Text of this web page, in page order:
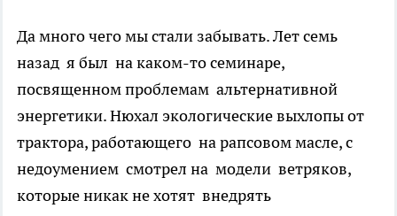
Да много чего мы стали забывать. Лет семь
назад я был на каком-то семинаре,
посвященном проблемам альтернативной
энергетики. Нюхал экологические выхлопы от
трактора, работающего на рапсовом масле, с
недоумением смотрел на модели ветряков,
которые никак не хотят внедрять